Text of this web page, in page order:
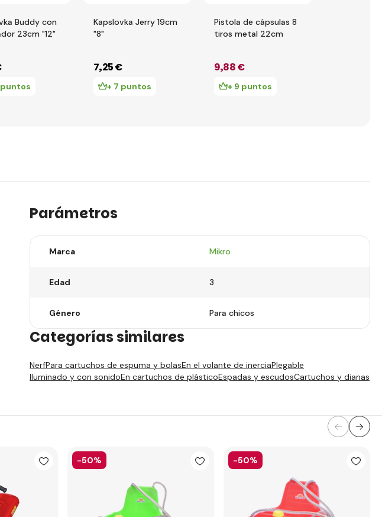
Buddy con
23cm "12"
puntos
Kapslovka Jerry 19cm
"8"
7,25 €
+ 7 puntos
Pistola de cápsulas 8
tiros metal 22cm
9,88 €
+ 9 puntos
Parámetros
Marca Mikro
Edad 3
Género Para chicos
Categorías similares
NerfPara cartuchos de espuma y bolasEn el volante de inerciaPlegable
Iluminado y con sonidoEn cartuchos de plásticoEspadas y escudosCartuchos y dianas
-50% -50%